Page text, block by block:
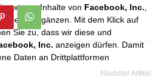
externe Inhalte von Facebook, Inc.
ergänzen. Mit dem Klick auf
Sie zu, dass wir diese und
Inc. anzeigen dürfen. Damit
Daten an Drittplattformen
Nächster Artikel